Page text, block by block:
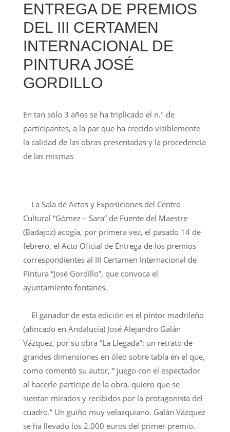
ENTREGA DE PREMIOS
DEL III CERTAMEN
INTERNACIONAL DE
PINTURA JOSÉ
GORDILLO
En tan sólo 3 años se ha triplicado el n.º de
participantes, a la par que ha crecido visiblemente
la calidad de las obras presentadas y la procedencia
de las mismas
La Sala de Actos y Exposiciones del Centro
Cultural “Gómez – Sara” de Fuente del Maestre
(Badajoz) acogía, por primera vez, el pasado 14 de
febrero, el Acto Oficial de Entrega de los premios
correspondientes al III Certamen Internacional de
Pintura “José Gordillo”, que convoca el
ayuntamiento fontanés.
El ganador de esta edición es el pintor madrileño
(afincado en Andalucía) José Alejandro Galán
Vázquez, por su obra “La Llegada”: un retrato de
grandes dimensiones en óleo sobre tabla en el que,
como comentó su autor, “ juego con el espectador
al hacerle partícipe de la obra, quiero que se
sientan mirados y recibidos por la protagonista del
cuadro.” Un guiño muy velazquiano. Galán Vázquez
se ha llevado los 2.000 euros del primer premio.